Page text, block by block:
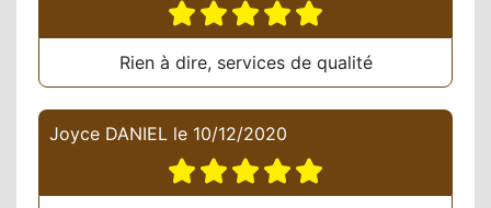
Rien à dire, services de qualité
Joyce DANIEL le 10/12/2020